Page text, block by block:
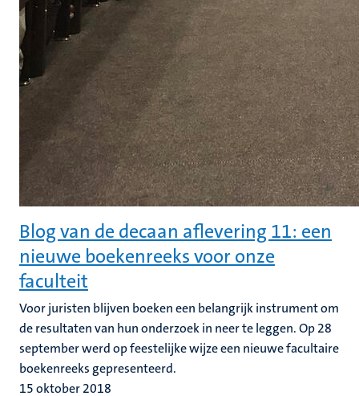
Blog van de decaan aflevering 11: een
nieuwe boekenreeks voor onze
faculteit
Voor juristen blijven boeken een belangrijk instrument om
de resultaten van hun onderzoek in neer te leggen. Op 28
september werd op feestelijke wijze een nieuwe facultaire
boekenreeks gepresenteerd.
15 oktober 2018